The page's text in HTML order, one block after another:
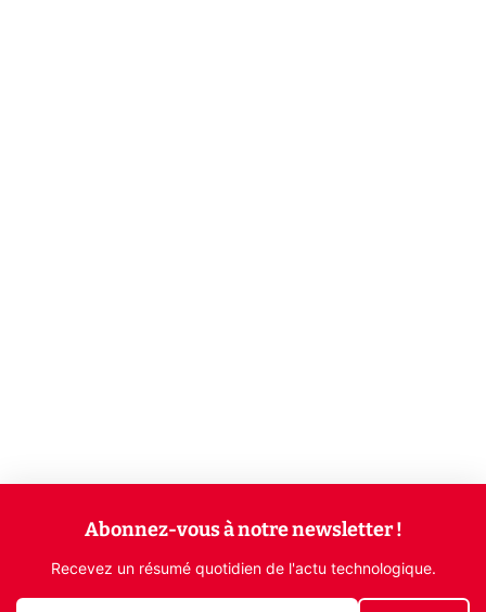
Abonnez-vous à notre newsletter !
Recevez un résumé quotidien de l'actu technologique.